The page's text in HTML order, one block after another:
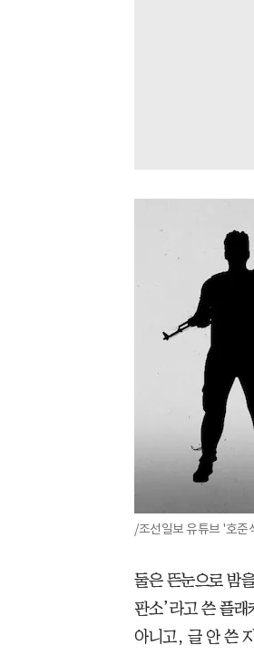
/조선일보 유튜브 '호준
둘은 뜬눈으로 밤
판소’라고 쓴 플
아니고, 글 안 쓴